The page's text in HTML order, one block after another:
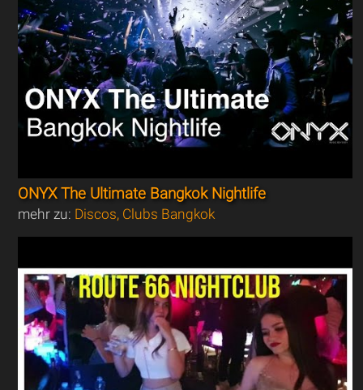
ONYX The Ultimate Bangkok Nightlife
mehr zu: Discos, Clubs Bangkok